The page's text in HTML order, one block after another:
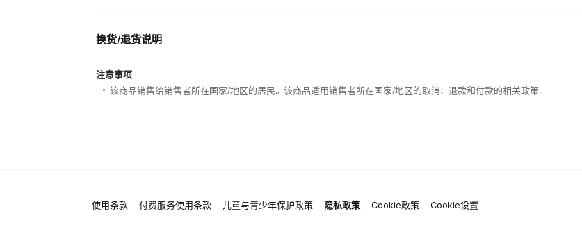
换货/退货说明
注意事项
该商品销售给销售者所在国家/地区的居民。该商品适用销售者所在国家/地区的取消、退款和付款的相关政策。
使用条款 付费服务使用条款 儿童与青少年保护政策 隐私政策 Cookie政策 Cookie设置